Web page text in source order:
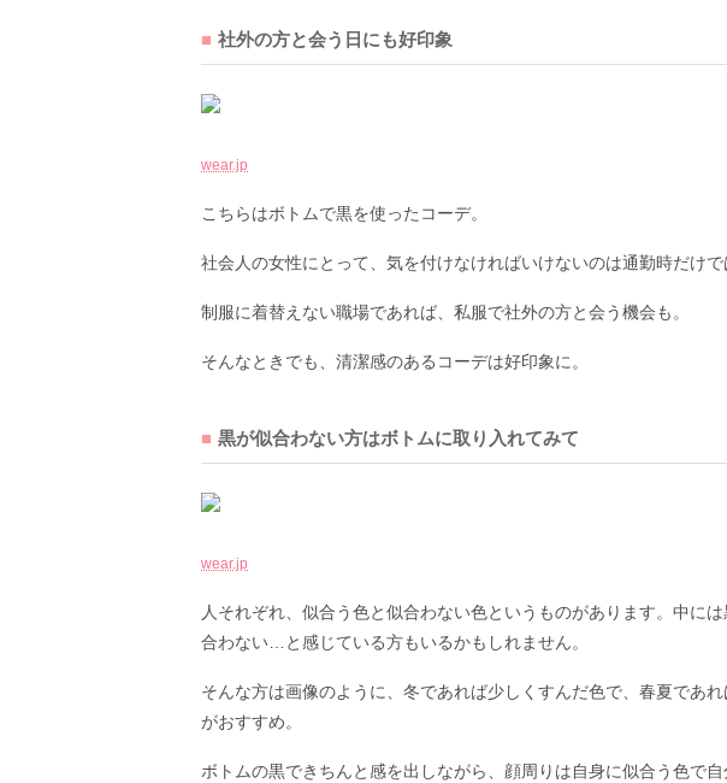
社外の方と会う日にも好印象
wear.jp
こちらはボトムで黒を使ったコーデ。
社会人の女性にとって、気を付けなければいけないのは通勤時だけで
制服に着替えない職場であれば、私服で社外の方と会う機会も。
そんなときでも、清潔感のあるコーデは好印象に。
黒が似合わない方はボトムに取り入れてみて
wear.jp
人それぞれ、似合う色と似合わない色というものがあります。中に
合わない…と感じている方もいるかもしれません。
そんな方は画像のように、冬であれば少しくすんだ色で、春夏であ
がおすすめ。
ボトムの黒できちんと感を出しながら、顔周りは自身に似合う色で